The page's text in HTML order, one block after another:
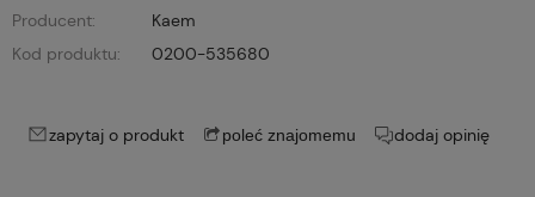
Producent:
Kaem
Kod produktu:
0200-535680
zapytaj o produkt poleć znajomemu dodaj opinię